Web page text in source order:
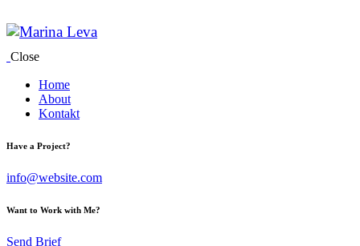
Close
Home
About
Kontakt
Have a Project?
info@website.com
Want to Work with Me?
Send Brief